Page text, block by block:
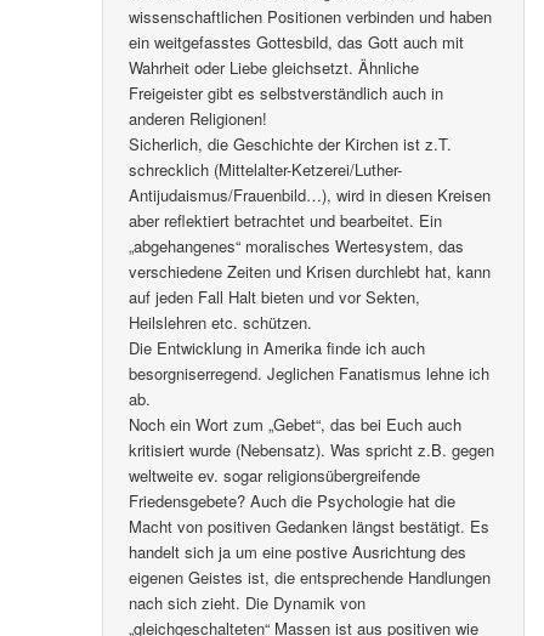
wissenschaftlichen Positionen verbinden und haben
ein weitgefasstes Gottesbild, das Gott auch mit
Wahrheit oder Liebe gleichsetzt. Ähnliche
Freigeister gibt es selbstverständlich auch in
anderen Religionen!
Sicherlich, die Geschichte der Kirchen ist z.T.
schrecklich (Mittelalter-Ketzerei/Luther-
Antijudaismus/Frauenbild…), wird in diesen Kreisen
aber reflektiert betrachtet und bearbeitet. Ein
„abgehangenes“ moralisches Wertesystem, das
verschiedene Zeiten und Krisen durchlebt hat, kann
auf jeden Fall Halt bieten und vor Sekten,
Heilslehren etc. schützen.
Die Entwicklung in Amerika finde ich auch
besorgniserregend. Jeglichen Fanatismus lehne ich
ab.
Noch ein Wort zum „Gebet“, das bei Euch auch
kritisiert wurde (Nebensatz). Was spricht z.B. gegen
weltweite ev. sogar religionsübergreifende
Friedensgebete? Auch die Psychologie hat die
Macht von positiven Gedanken längst bestätigt. Es
handelt sich ja um eine postive Ausrichtung des
eigenen Geistes ist, die entsprechende Handlungen
nach sich zieht. Die Dynamik von
„gleichgeschalteten“ Massen ist aus positiven wie